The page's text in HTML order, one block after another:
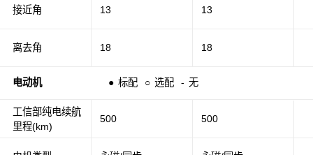
接近角
离去角
电动机 ● 标配 ○ 选配 - 无
工信部纯电续航
里程(km)
13 13
18 18
500 500